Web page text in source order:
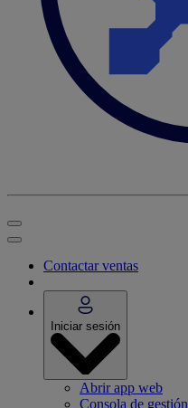
Contactar ventas
Iniciar sesión
Abrir app web
Consola de gestión